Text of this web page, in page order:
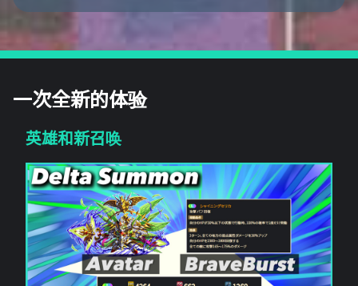
一次全新的体验
英雄和新召唤